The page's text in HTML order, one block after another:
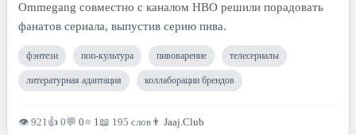
Ommegang совместно с каналом HBO решили порадовать
фанатов сериала, выпустив серию пива.
фэнтези поп-культура пивоварение телесериалы
литературная адаптация коллаборации брендов
👁 921👍 0💬 0⭐ 1📖 195 слов 👨 Jaaj.Club